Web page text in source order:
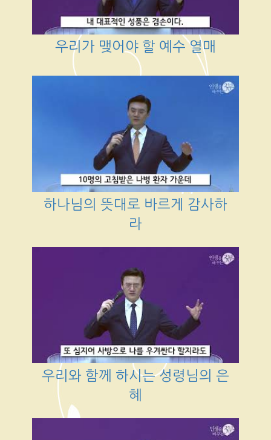
우리가 맺어야 할 예수 열매
하나님의 뜻대로 바르게 감사하
라
우리와 함께 하시는 성령님의 은
혜